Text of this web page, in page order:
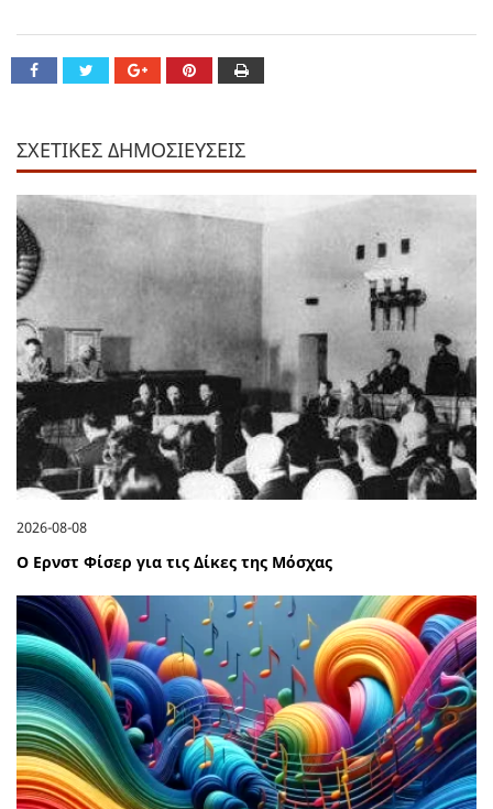
ΣΧΕΤΙΚΕΣ ΔΗΜΟΣΙΕΥΣΕΙΣ
2026-08-08
Ο Ερνστ Φίσερ για τις Δίκες της Μόσχας